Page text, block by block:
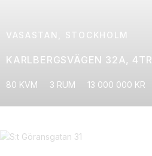
VASASTAN, STOCKHOLM
KARLBERGSVÄGEN 32A, 4TR
80 KVM 3 RUM 13 000 000 KR